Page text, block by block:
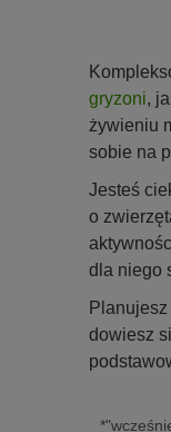
gryzoni,
żywieniu
sobie na
Jesteś
o
dla niego
dowiesz